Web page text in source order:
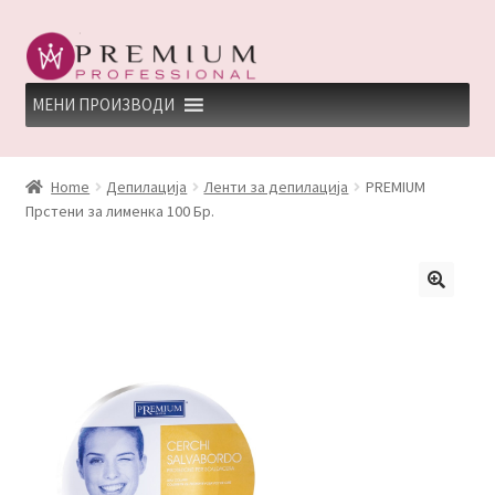
Skip
to
navigation
Skip
to
content
МЕНИ ПРОИЗВОДИ
HOME
PREMIUM PROFESSIONAL LINKS
ДЕПИЛАЦИЈА
КЕРАТИНСКИ ТРЕМАН BY KYANA QUEEN
Home Депилација Ленти за депилација
PREMIUM
Прстени за лименка 100 Бр.